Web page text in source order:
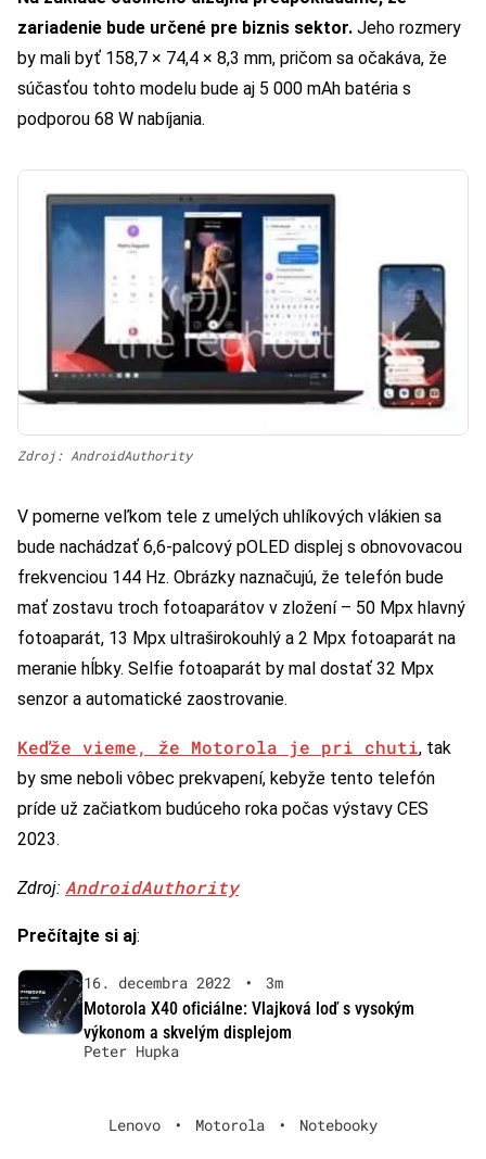
zariadenie bude určené pre biznis sektor. Jeho rozmery
by mali byť 158,7 × 74,4 × 8,3 mm, pričom sa očakáva, že
súčasťou tohto modelu bude aj 5 000 mAh batéria s
podporou 68 W nabíjania.
Zdroj: AndroidAuthority
V pomerne veľkom tele z umelých uhlíkových vlákien sa
bude nachádzať 6,6-palcový pOLED displej s obnovovacou
frekvenciou 144 Hz. Obrázky naznačujú, že telefón bude
mať zostavu troch fotoaparátov v zložení – 50 Mpx hlavný
fotoaparát, 13 Mpx ultraširokouhlý a 2 Mpx fotoaparát na
meranie hĺbky. Selfie fotoaparát by mal dostať 32 Mpx
senzor a automatické zaostrovanie.
Keďže vieme, že Motorola je pri chuti, tak
by sme neboli vôbec prekvapení, kebyže tento telefón
príde už začiatkom budúceho roka počas výstavy CES
2023.
Zdroj: AndroidAuthority
Prečítajte si aj:
16. decembra 2022 •
3m
Motorola X40 oficiálne: Vlajková loď s vysokým
výkonom a skvelým displejom
Peter Hupka
Lenovo • Motorola • Notebooky